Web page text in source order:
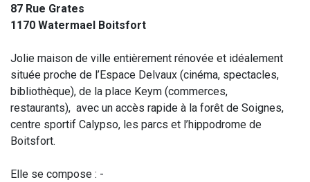
87 Rue Grates
1170 Watermael Boitsfort
Jolie maison de ville entièrement rénovée et idéalement
située proche de l’Espace Delvaux (cinéma, spectacles,
bibliothèque), de la place Keym (commerces,
restaurants), avec un accès rapide à la forêt de Soignes,
centre sportif Calypso, les parcs et l’hippodrome de
Boitsfort.
Elle se compose : -